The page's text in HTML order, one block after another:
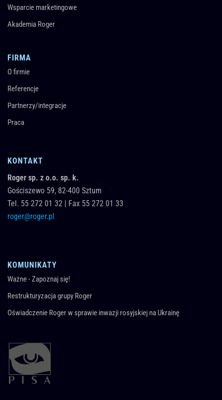
Wsparcie marketingowe
Akademia Roger
FIRMA
O firmie
Referencje
Partnerzy/integracje
Praca
KONTAKT
Roger sp. z o.o. sp. k.
Gościszewo 59, 82-400 Sztum
Tel. 55 272 01 32 | Fax 55 272 01 33
roger@roger.pl
KOMUNIKATY
Ważne - Zapoznaj się!
Restrukturyzacja grupy Roger
Oświadczenie Roger w sprawie inwazji rosyjskiej na Ukrainę